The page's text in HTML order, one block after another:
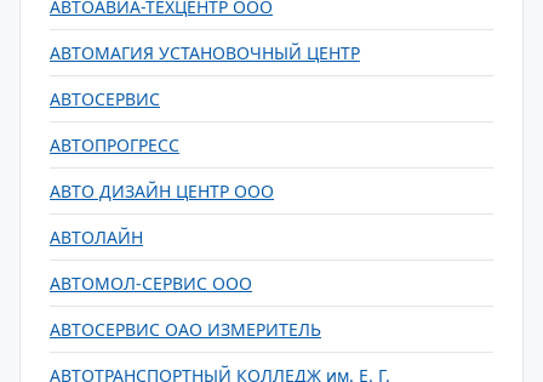
АВТОАВИА-ТЕХЦЕНТР ООО
АВТОМАГИЯ УСТАНОВОЧНЫЙ ЦЕНТР
АВТОСЕРВИС
АВТОПРОГРЕСС
АВТО ДИЗАЙН ЦЕНТР ООО
АВТОЛАЙН
АВТОМОЛ-СЕРВИС ООО
АВТОСЕРВИС ОАО ИЗМЕРИТЕЛЬ
АВТОТРАНСПОРТНЫЙ КОЛЛЕДЖ им. Е. Г.